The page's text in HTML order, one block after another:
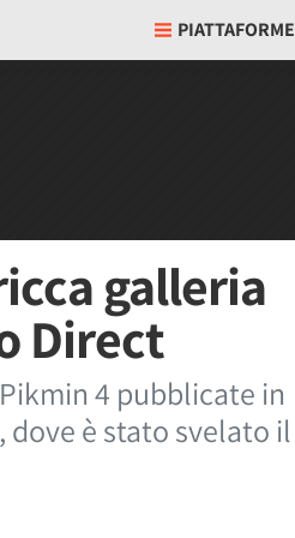
PIATTAFORME
galleria
Direct
4 pubblicate in
dove è stato svelato il